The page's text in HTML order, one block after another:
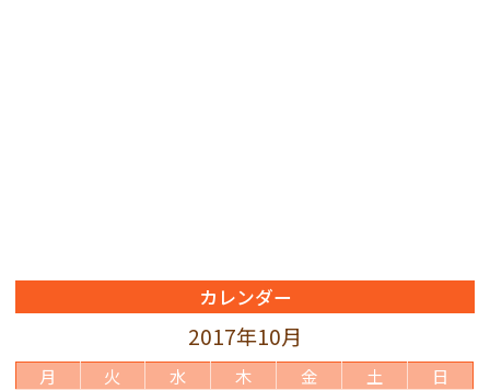
カレンダー
2017年10月
月 火 水 木 金 土 日